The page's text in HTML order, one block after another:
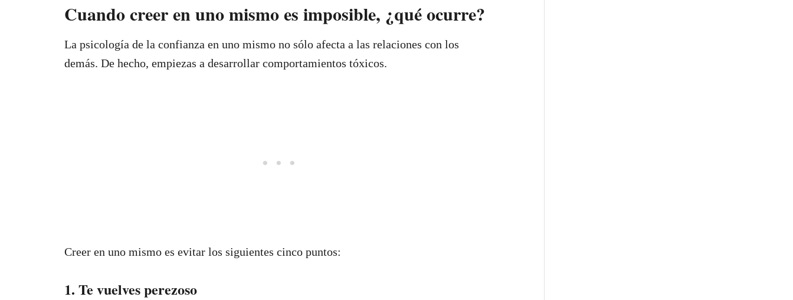
Cuando creer en uno mismo es imposible, ¿qué ocurre?
La psicología de la confianza en uno mismo no sólo afecta a las relaciones con los
demás. De hecho, empiezas a desarrollar comportamientos tóxicos.
Creer en uno mismo es evitar los siguientes cinco puntos:
1. Te vuelves perezoso